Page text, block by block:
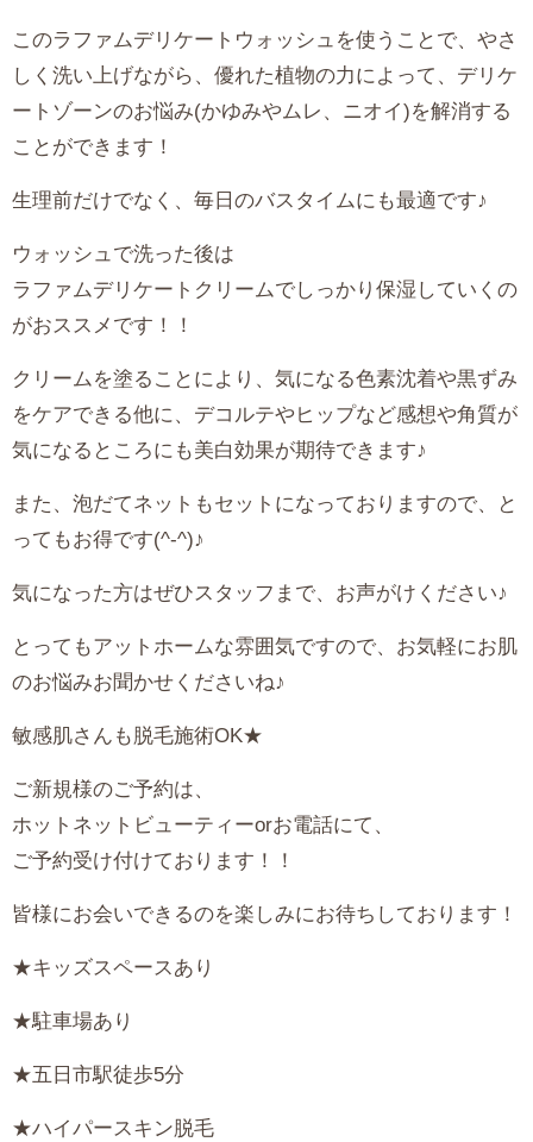
このラファムデリケートウォッシュを使うことで、やさ
しく洗い上げながら、優れた植物の力によって、デリケ
ートゾーンのお悩み(かゆみやムレ、ニオイ)を解消する
ことができます！
生理前だけでなく、毎日のバスタイムにも最適です♪
ウォッシュで洗った後は
ラファムデリケートクリームでしっかり保湿していくの
がおススメです！！
クリームを塗ることにより、気になる色素沈着や黒ずみ
をケアできる他に、デコルテやヒップなど感想や角質が
気になるところにも美白効果が期待できます♪
また、泡だてネットもセットになっておりますので、と
ってもお得です(^-^)♪
気になった方はぜひスタッフまで、お声がけください♪
とってもアットホームな雰囲気ですので、お気軽にお肌
のお悩みお聞かせくださいね♪
敏感肌さんも脱毛施術OK★
ご新規様のご予約は、
ホットネットビューティーorお電話にて、
ご予約受け付けております！！
皆様にお会いできるのを楽しみにお待ちしております！
★キッズスペースあり
★駐車場あり
★五日市駅徒歩5分
★ハイパースキン脱毛